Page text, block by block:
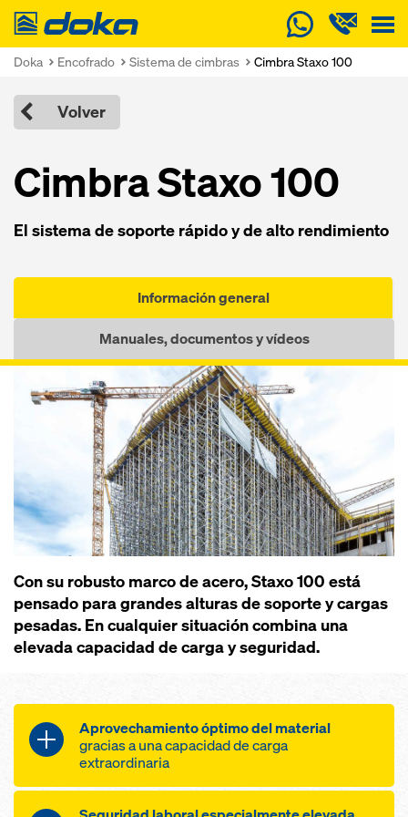
Doka
Doka Encofrado Sistema de cimbras Cimbra Staxo 100
Volver
Cimbra Staxo 100
El sistema de soporte rápido y de alto rendimiento
Información general
Manuales, documentos y vídeos
Con su robusto marco de acero, Staxo 100 está
pensado para grandes alturas de soporte y cargas
pesadas. En cualquier situación combina una
elevada capacidad de carga y seguridad.
Aprovechamiento óptimo del material
gracias a una capacidad de carga
extraordinaria
soporte seguro también de